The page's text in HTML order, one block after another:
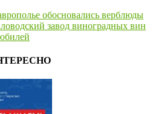
обосновались верблюды
завод виноградных вин